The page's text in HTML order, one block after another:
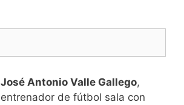
José Antonio Valle Gallego,
entrenador de fútbol sala con